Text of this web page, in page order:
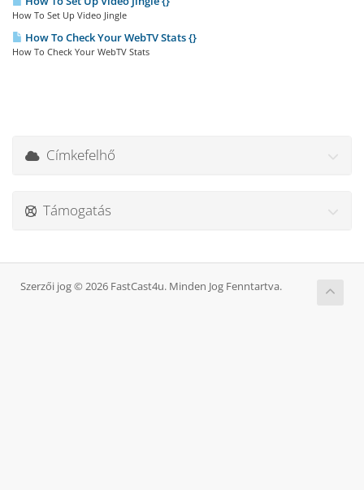
How To Set Up Video Jingle
How To Check Your WebTV Stats {}
How To Check Your WebTV Stats
Címkefelhő
Támogatás
Szerzői jog © 2026 FastCast4u. Minden Jog Fenntartva.